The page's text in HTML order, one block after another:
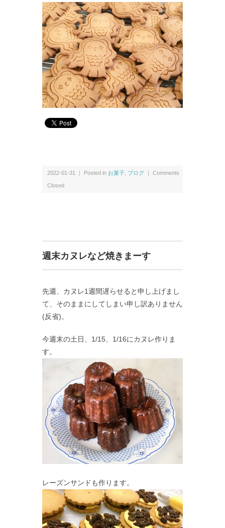
2022-01-31 ｜ Posted in お菓子 ブログ ｜ Comments
Closed
週末カヌレなど焼きまーす
先週、カヌレ1週間遅らせると申し上げまし
て、そのままにしてしまい申し訳ありません
(反省)。
今週末の土日、1/15、1/16にカヌレ作りま
す。
レーズンサンドも作ります。